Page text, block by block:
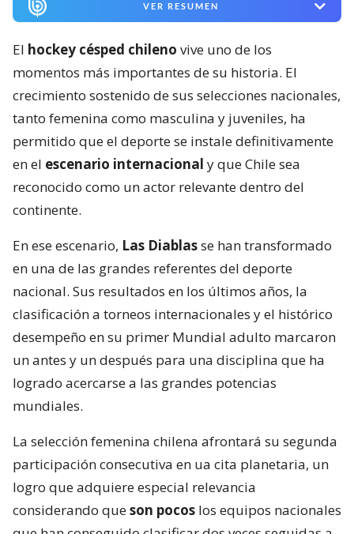
VER RESUMEN
El hockey césped chileno vive uno de los
momentos más importantes de su historia. El
crecimiento sostenido de sus selecciones nacionales,
tanto femenina como masculina y juveniles, ha
permitido que el deporte se instale definitivamente
en el escenario internacional y que Chile sea
reconocido como un actor relevante dentro del
continente.
En ese escenario, Las Diablasse han transformado
en una de las grandes referentes del deporte
nacional. Sus resultados en los últimos años, la
clasificación a torneos internacionales y el histórico
desempeño en su primer Mundial adulto marcaron
un antes y un después para una disciplina que ha
logrado acercarse a las grandes potencias
mundiales.
La selección femenina chilena afrontará su segunda
participación consecutiva en ua cita planetaria, un
logro que adquiere especial relevancia
considerando queson pocos los equipos nacionales